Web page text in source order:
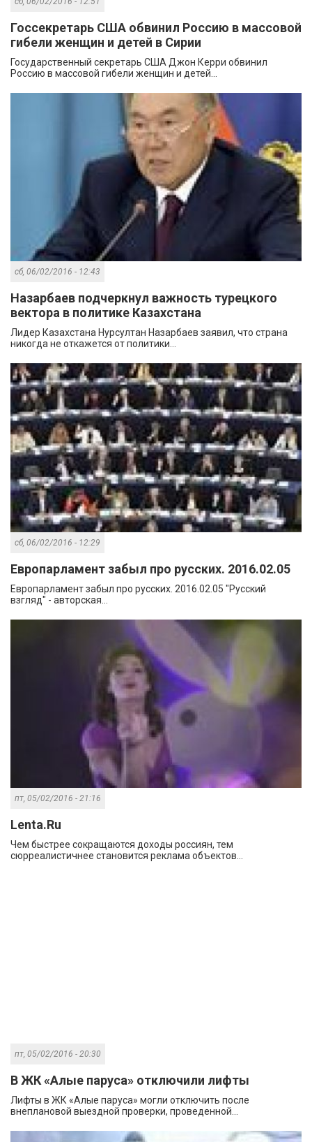
Госсекретарь США обвинил Россию в массовой
гибели женщин и детей в Сирии
Государственный секретарь США Джон Керри обвинил
Россию в массовой гибели женщин и детей...
сб, 06/02/2016 - 12:43
Назарбаев подчеркнул важность турецкого
вектора в политике Казахстана
Лидер Казахстана Нурсултан Назарбаев заявил, что страна
никогда не откажется от политики...
сб, 06/02/2016 - 12:29
Европарламент забыл про русских. 2016.02.05
Европарламент забыл про русских. 2016.02.05 "Русский
взгляд" - авторская...
пт, 05/02/2016 - 21:16
Lenta.Ru
Чем быстрее сокращаются доходы россиян, тем
сюрреалистичнее становится реклама объектов...
пт, 05/02/2016 - 20:30
В ЖК «Алые паруса» отключили лифты
Лифты в ЖК «Алые паруса» могли отключить после
внеплановой выездной проверки, проведенной...